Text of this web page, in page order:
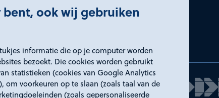
bent, ook wij gebruiken
informatie die op je computer worden
bezoekt. Die cookies worden gebruikt
statistieken (cookies van Google Analytics
om voorkeuren op te slaan (zoals taal van de
(zoals gepersonaliseerde